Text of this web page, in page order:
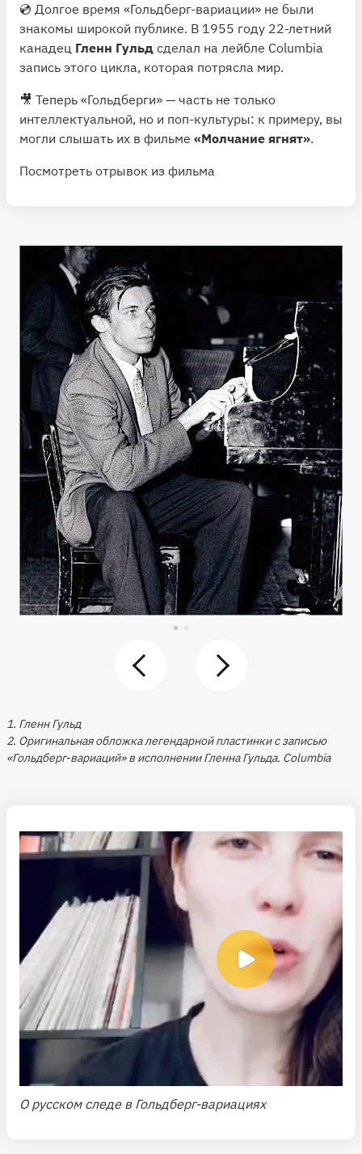
💿 Долгое время «Гольдберг-вариации» не были
знакомы широкой публике. В 1955 году 22-летний
канадец Гленн Гульд сделал на лейбле Columbia
запись этого цикла, которая потрясла мир.
🎥 Теперь «Гольдберги» — часть не только
интеллектуальной, но и поп-культуры: к примеру, вы
могли слышать их в фильме «Молчание ягнят».
Посмотреть отрывок из фильма
1. Гленн Гульд
2. Оригинальная обложка легендарной пластинки с записью
«Гольдберг-вариаций» в исполнении Гленна Гульда. Columbia
О русском следе в Гольдберг-вариациях